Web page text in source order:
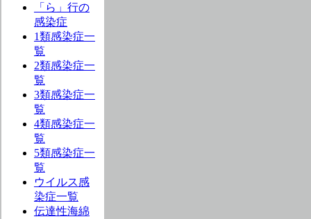
「ら」行の
感染症
1類感染症一
覧
2類感染症一
覧
3類感染症一
覧
4類感染症一
覧
5類感染症一
覧
ウイルス感
染症一覧
伝達性海綿